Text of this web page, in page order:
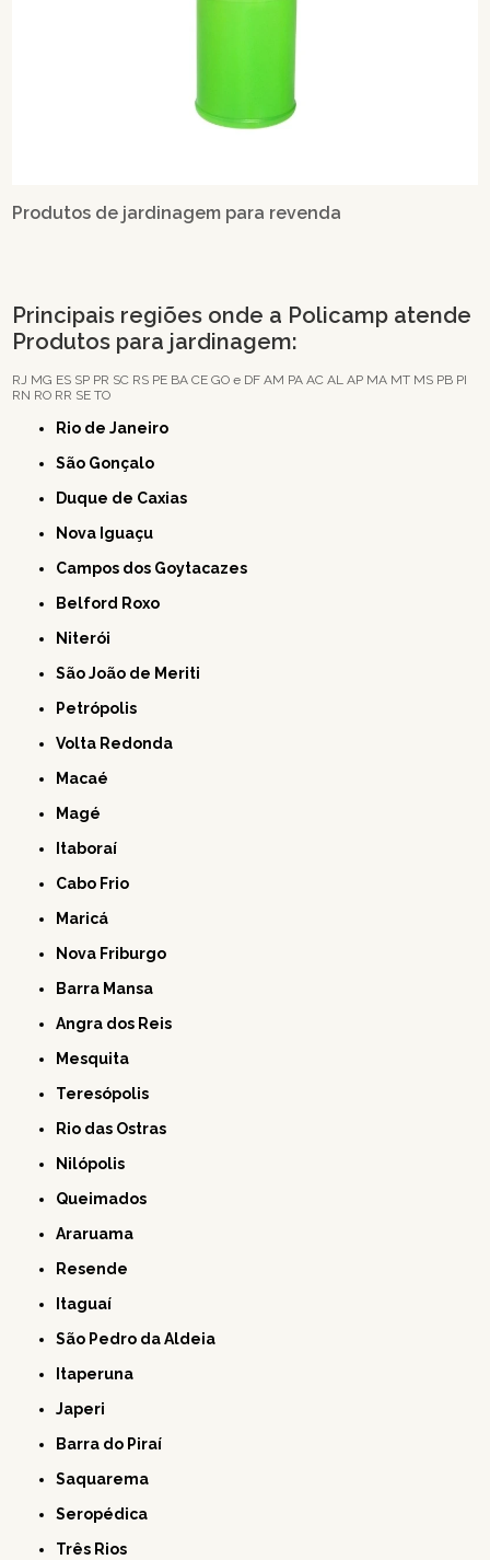
Produtos de jardinagem para revenda
Principais regiões onde a Policamp atende
Produtos para jardinagem:
RJ MG ES SP PR SC RS PE BA CE GO e DF AM PA AC AL AP MA MT MS PB PI
RN RO RR SE TO
Rio de Janeiro
São Gonçalo
Duque de Caxias
Nova Iguaçu
Campos dos Goytacazes
Belford Roxo
Niterói
São João de Meriti
Petrópolis
Volta Redonda
Macaé
Magé
Itaboraí
Cabo Frio
Maricá
Nova Friburgo
Barra Mansa
Angra dos Reis
Mesquita
Teresópolis
Rio das Ostras
Nilópolis
Queimados
Araruama
Resende
Itaguaí
São Pedro da Aldeia
Itaperuna
Japeri
Barra do Piraí
Saquarema
Seropédica
Três Rios